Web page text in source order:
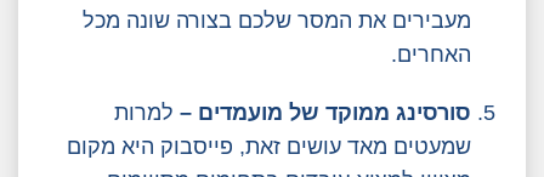
מעבירים את המסר שלכם בצורה שונה מכל
האחרים.
סורסינג ממוקד של מועמדים – למרות
שמעטים מאד עושים זאת, פייסבוק היא מקום